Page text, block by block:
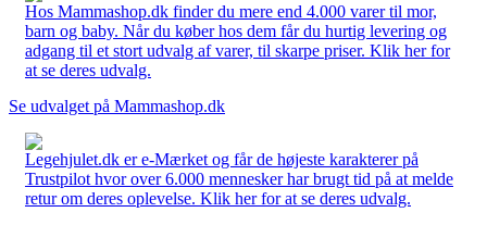
Hos Mammashop.dk finder du mere end 4.000 varer til mor,
barn og baby. Når du køber hos dem får du hurtig levering og
adgang til et stort udvalg af varer, til skarpe priser. Klik her for
at se deres udvalg.
Se udvalget på Mammashop.dk
Legehjulet.dk er e-Mærket og får de højeste karakterer på
Trustpilot hvor over 6.000 mennesker har brugt tid på at melde
retur om deres oplevelse. Klik her for at se deres udvalg.